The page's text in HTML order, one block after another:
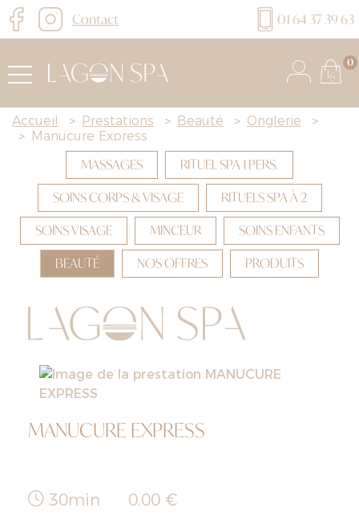
Contact 01 64 37 39 63
0
Accueil > Prestations > Beauté > Onglerie
>
> Manucure Express
MASSAGES
RITUEL SPA 1 PERS.
SOINS CORPS & VISAGE
RITUELS SPA À 2
SOINS VISAGE
MINCEUR
SOINS ENFANTS
BEAUTÉ
NOS OFFRES PRODUITS
MANUCURE EXPRESS
30min 0,00 €